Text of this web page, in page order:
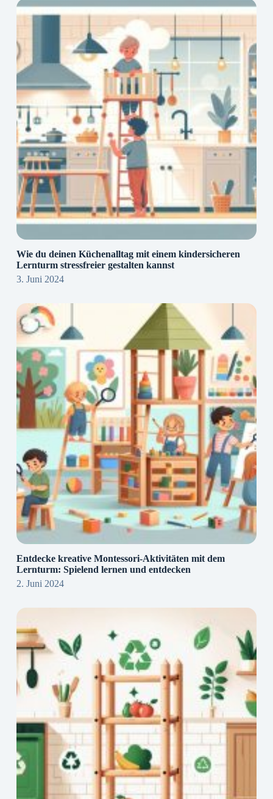
Wie du deinen Küchenalltag mit einem kindersicheren
Lernturm stressfreier gestalten kannst
3. Juni 2024
Entdecke kreative Montessori-Aktivitäten mit dem
Lernturm: Spielend lernen und entdecken
2. Juni 2024